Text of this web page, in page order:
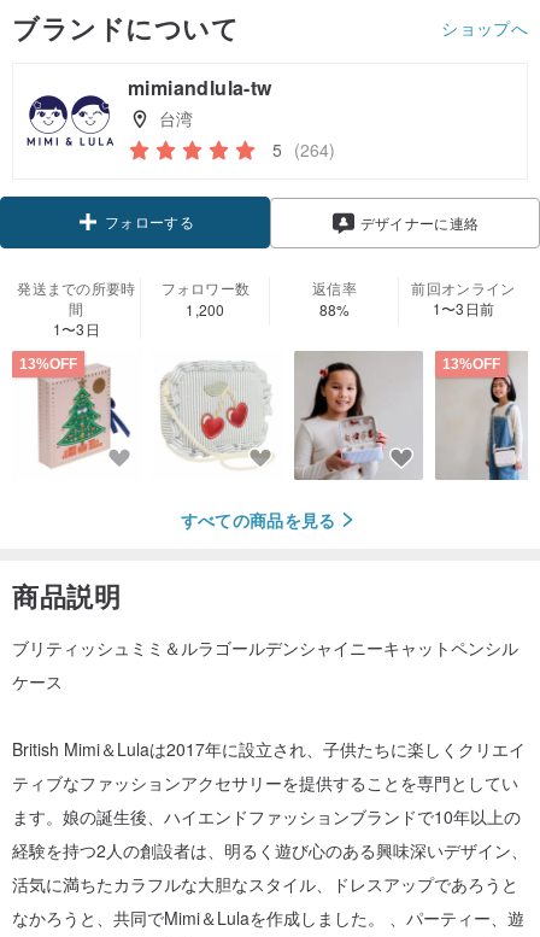
ブランドについて ショップへ
mimiandlula-tw
台湾
5 (264)
フォローする デザイナーに連絡
発送までの所要時
間
1〜3日
フォロワー数
1,200
返信率
88%
前回オンライン
1〜3日前
13%OFF 13%OFF
すべての商品を見る
商品説明
ブリティッシュミミ＆ルラゴールデンシャイニーキャットペンシル
ケース
British Mimi＆Lulaは2017年に設立され、子供たちに楽しくクリエイ
ティブなファッションアクセサリーを提供することを専門としてい
ます。娘の誕生後、ハイエンドファッションブランドで10年以上の
経験を持つ2人の創設者は、明るく遊び心のある興味深いデザイン、
活気に満ちたカラフルな大胆なスタイル、ドレスアップであろうと
なかろうと、共同でMimi＆Lulaを作成しました。 、パーティー、遊